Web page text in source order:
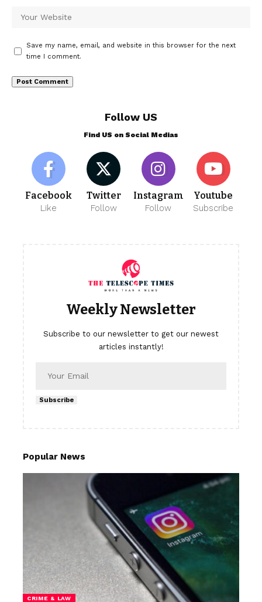
Save my name, email, and website in this browser for the next
time I comment.
Follow US
Find US on Social Medias
Facebook
Like
Twitter
Follow
Instagram
Follow
Youtube
Subscribe
Weekly Newsletter
Subscribe to our newsletter to get our newest
articles instantly!
Subscribe
Popular News
CRIME & LAW